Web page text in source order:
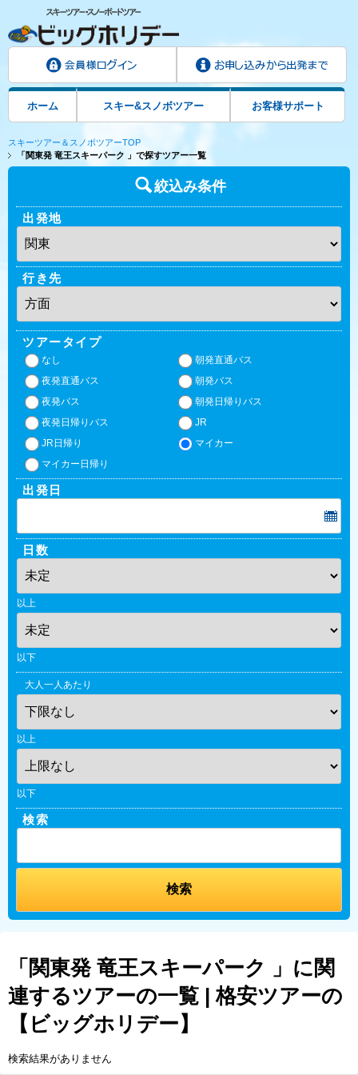
ホーム スキー&スノボツアー お客様サポート
スキーツアー＆スノボツアーTOP
「関東発 竜王スキーパーク 」で探すツアー一覧
絞込み条件
出発地
行き先
ツアータイプ
なし
朝発直通バス
夜発直通バス
朝発バス
夜発バス
朝発日帰りバス
夜発日帰りバス
JR
JR日帰り
マイカー
マイカー日帰り
出発日
日数
以上
以下
大人一人あたり
以上
以下
検索
「関東発 竜王スキーパーク 」に関
連するツアーの一覧 | 格安ツアーの
【ビッグホリデー】
検索結果がありません